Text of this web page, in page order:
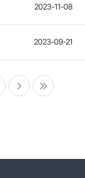
2023-11-08
2023-09-21